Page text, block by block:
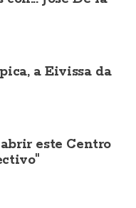
a Eivissa da
este Centro